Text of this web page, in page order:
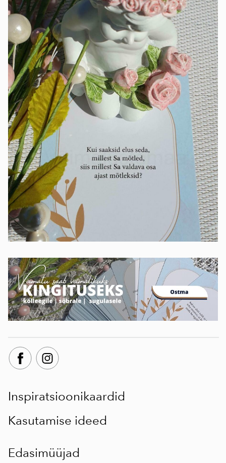
Inspiratsioonikaardid
Kasutamise ideed
Edasimüüjad